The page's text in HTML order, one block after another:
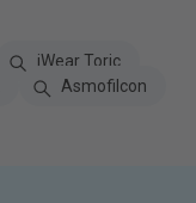
iWear Toric
Asmofilcon